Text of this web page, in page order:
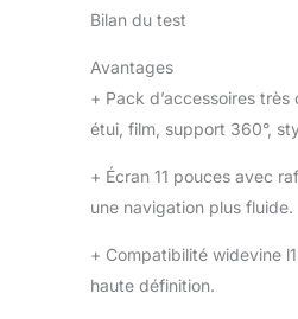
Bilan du test
Avantages
+ Pack d’accessoires très
étui, film, support 360°,
+ Écran 11 pouces avec
une navigation plus fluide.
+ Compatibilité widevine
haute définition.